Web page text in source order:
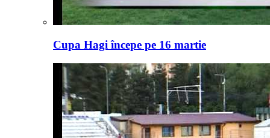
Cupa Hagi începe pe 16 martie